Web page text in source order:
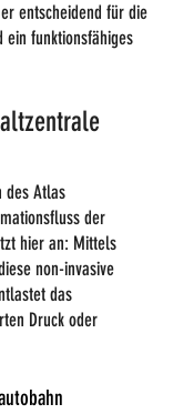
entscheidend für die
ein funktionsfähiges
des Atlas
der
hier an: Mittels
non-invasive
das
Druck oder